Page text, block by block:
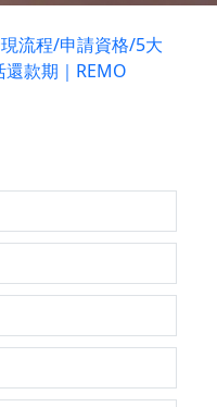
流程/申請資格/5大
款期｜REMO